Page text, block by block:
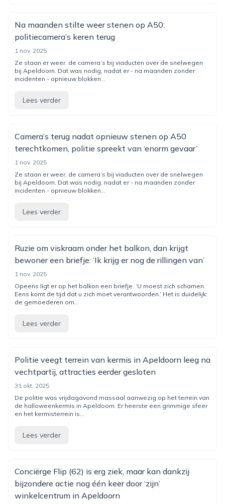
Na maanden stilte weer stenen op A50:
politiecamera’s keren terug
1 nov. 2025
Ze staan er weer, de camera’s bij viaducten over de snelwegen
bij Apeldoorn. Dat was nodig, nadat er - na maanden zonder
incidenten - opnieuw blokken...
Lees verder
Camera’s terug nadat opnieuw stenen op A50
terechtkomen, politie spreekt van ‘enorm gevaar’
1 nov. 2025
Ze staan er weer, de camera’s bij viaducten over de snelwegen
bij Apeldoorn. Dat was nodig, nadat er - na maanden zonder
incidenten - opnieuw blokken...
Lees verder
Ruzie om viskraam onder het balkon, dan krijgt
bewoner een briefje: ‘Ik krijg er nog de rillingen van’
1 nov. 2025
Opeens ligt er op het balkon een briefje. ‘U moest zich schamen.
Eens komt de tijd dat u zich moet verantwoorden.’ Het is duidelijk:
de gemoederen om...
Lees verder
Politie veegt terrein van kermis in Apeldoorn leeg na
vechtpartij, attracties eerder gesloten
31 okt. 2025
De politie was vrijdagavond massaal aanwezig op het terrein van
de halloweenkermis in Apeldoorn. Er heerste een grimmige sfeer
en het kermisterrein is...
Lees verder
Conciërge Flip (62) is erg ziek, maar kan dankzij
bijzondere actie nog één keer door ‘zijn’
winkelcentrum in Apeldoorn